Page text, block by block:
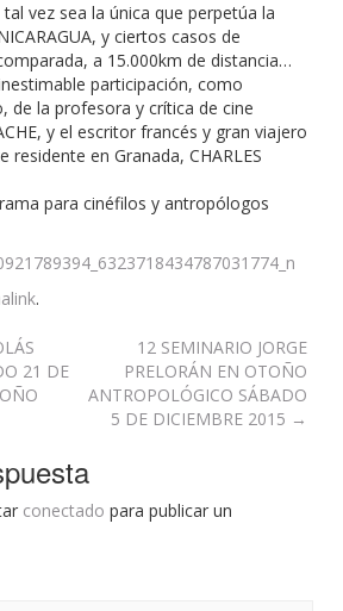
vez sea la única que perpetúa la
y ciertos casos de
a 15.000km de distancia…
participación, como
de la profesora y crítica de cine
y el escritor francés y gran viajero
residente en Granada, CHARLES
para cinéfilos y antropólogos
.
21 DE
12 SEMINARIO JORGE
PRELORÁN EN OTOÑO
ANTROPOLÓGICO SÁBADO
5 DE DICIEMBRE 2015 →
conectado para publicar un